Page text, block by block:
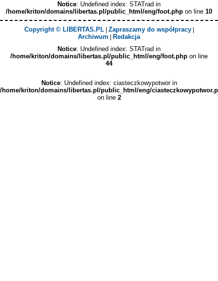
Notice: Undefined index: STATrad in
/home/kriton/domains/libertas.pl/public_html/eng/foot.php on line 10
Copyright © LIBERTAS.PL| Zapraszamy do współpracy|
Archiwum
Redakcja
Notice: Undefined index: STATrad in
/home/kriton/domains/libertas.pl/public_html/eng/foot.php on line
44
Notice: Undefined index: ciasteczkowypotwor in
/home/kriton/domains/libertas.pl/public_html/eng/
on line 2